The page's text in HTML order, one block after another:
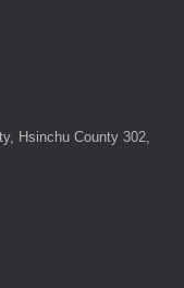
Hsinchu County 302,